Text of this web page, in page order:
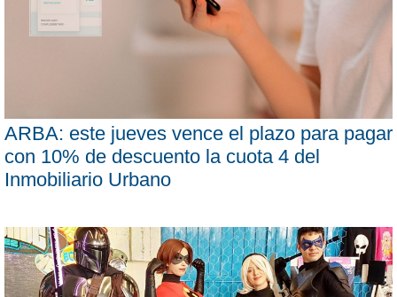
ARBA: este jueves vence el plazo para pagar
con 10% de descuento la cuota 4 del
Inmobiliario Urbano